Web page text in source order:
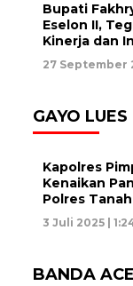
Bupati
Eselon II,
Kinerja dan
27 September
GAYO LUES
Kapolres
Kenaikan
Polres
3 Juli 2025 |
BANDA